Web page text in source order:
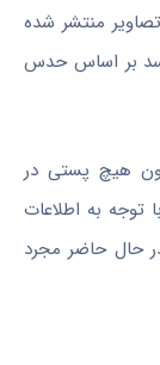
منتشر شده
بر اساس حدس
هیچ پستی در
توجه به اطلاعات
حال حاضر مجرد